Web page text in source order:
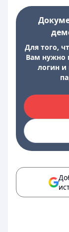
Для того,
Вам нужно
логин и